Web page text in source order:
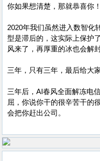
你如果想清楚，那就恭喜你！
2020年我们虽然进入数智化
型是滞后的，这实际上保护
风来了，再厚重的冰也会解
三年，只有三年，最后给大
三年后，AI春风全面解冻电
屈，你说你干的很辛苦干的
会把你赶出公司。